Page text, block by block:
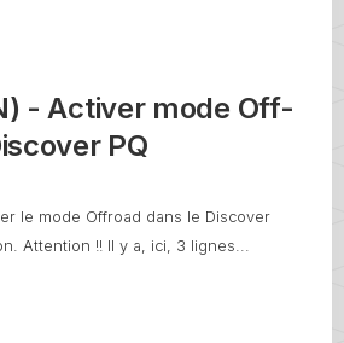
- Activer mode Off-
PQ
le mode Offroad dans le Discover
Attention !! Il y a, ici, 3 lignes...